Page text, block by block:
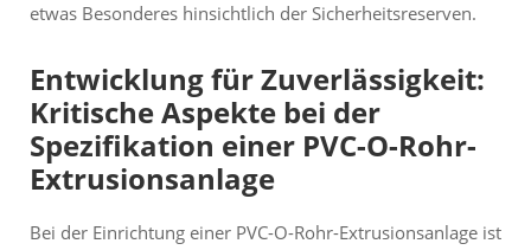
etwas Besonderes hinsichtlich der Sicherheitsreserven.
Entwicklung für Zuverlässigkeit:
Kritische Aspekte bei der
Spezifikation einer PVC-O-Rohr-
Extrusionsanlage
Bei der Einrichtung einer PVC-O-Rohr-Extrusionsanlage ist